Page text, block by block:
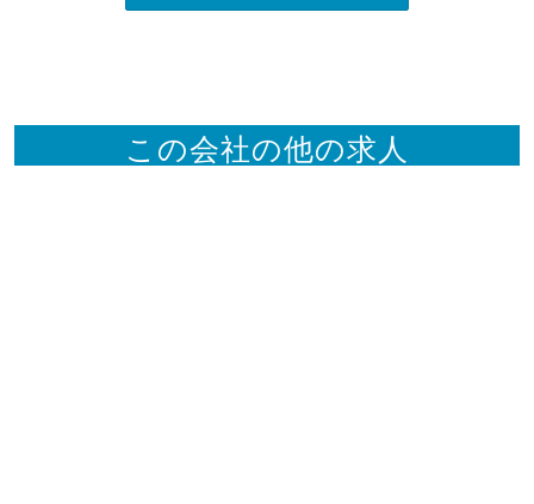
この会社の他の求人